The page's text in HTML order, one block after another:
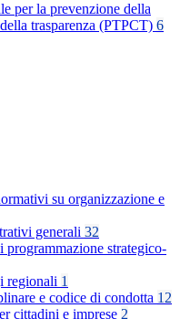
per la prevenzione della
trasparenza (PTPCT) 6
su organizzazione e
generali 32
programmazione strategico-
regionali 1
e codice di condotta 12
cittadini e imprese 2